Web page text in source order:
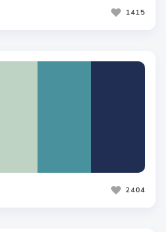
1415
2404